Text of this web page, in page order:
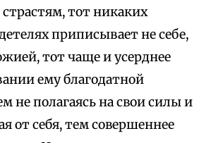
тот никаких
приписывает не себе,
тот чаще и усерднее
ему благодатной
не полагаясь на свои силы и
от себя, тем совершеннее